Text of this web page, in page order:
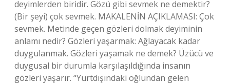
deyimlerden biridir. Gözü gibi sevmek ne demektir?
(Bir şeyi) çok sevmek. MAKALENİN AÇIKLAMASI: Çok
sevmek. Metinde geçen gözleri dolmak deyiminin
anlamı nedir? Gözleri yaşarmak: Ağlayacak kadar
duygulanmak. Gözleri yaşamak ne demek? Üzücü ve
duygusal bir durumla karşılaşıldığında insanın
gözleri yaşarır. “Yurtdışındaki oğlundan gelen